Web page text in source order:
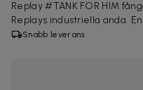
Replay #TANK FOR HIM
Replays industriella anda.
Snabb leverans